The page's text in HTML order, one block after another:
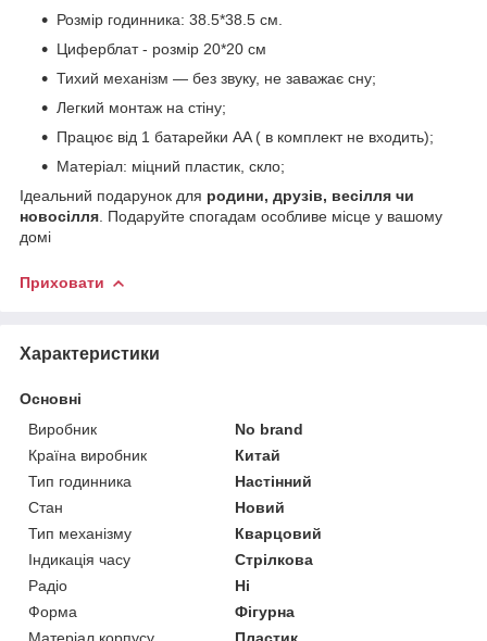
Розмір годинника: 38.5*38.5 см.
Циферблат - розмір 20*20 см
Тихий механізм — без звуку, не заважає сну;
Легкий монтаж на стіну;
Працює від 1 батарейки AA ( в комплект не входить);
Матеріал: міцний пластик, скло;
Ідеальний подарунок для родини, друзів, весілля чи
новосілля . Подаруйте спогадам особливе місце у вашому
домі
Приховати
Характеристики
Основні
Виробник
No brand
Країна виробник
Китай
Тип годинника
Настінний
Стан
Новий
Тип механізму
Кварцовий
Індикація часу
Стрілкова
Радіо
Ні
Форма
Фігурна
Матеріал корпусу
Пластик